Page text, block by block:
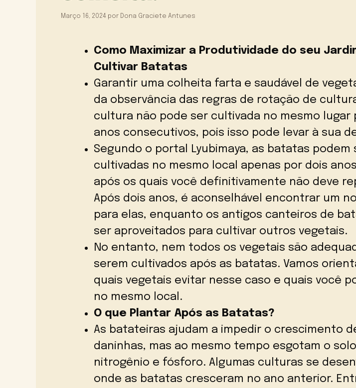
Março 16, 2024 por Dona Graciete Antunes
Como Maximizar a Produtividade do seu
Cultivar Batatas
Garantir uma colheita farta e saudável de
da observância das regras de rotação de
cultura não pode ser cultivada no mesmo lugar
anos consecutivos, pois isso pode levar à sua
Segundo o portal Lyubimaya, as batatas podem
cultivadas no mesmo local apenas por dois
após os quais você definitivamente não deve
Após dois anos, é aconselhável encontrar um
para elas, enquanto os antigos canteiros de
ser aproveitados para cultivar outros vegetais.
No entanto, nem todos os vegetais são
serem cultivados após as batatas. Vamos
quais vegetais evitar nesse caso e quais você
no mesmo local.
O que Plantar Após as Batatas?
As batateiras ajudam a impedir o crescimento
daninhas, mas ao mesmo tempo esgotam o
nitrogênio e fósforo. Algumas culturas se
onde as batatas cresceram no ano anterior.